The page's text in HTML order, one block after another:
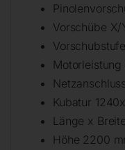
Vorschübe
Kubatur
Länge x
Höhe 2200